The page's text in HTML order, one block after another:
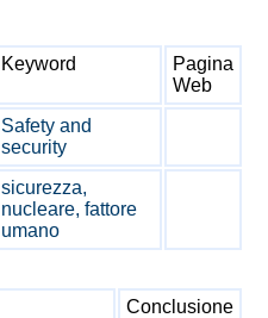
Keyword
Pagina
Web
Safety and
security
sicurezza,
nucleare, fattore
umano
Conclusione